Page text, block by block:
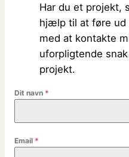
Har du et projekt,
hjælp til at føre ud
med at kontakte
uforpligtende
projekt.
Dit navn *
Email *